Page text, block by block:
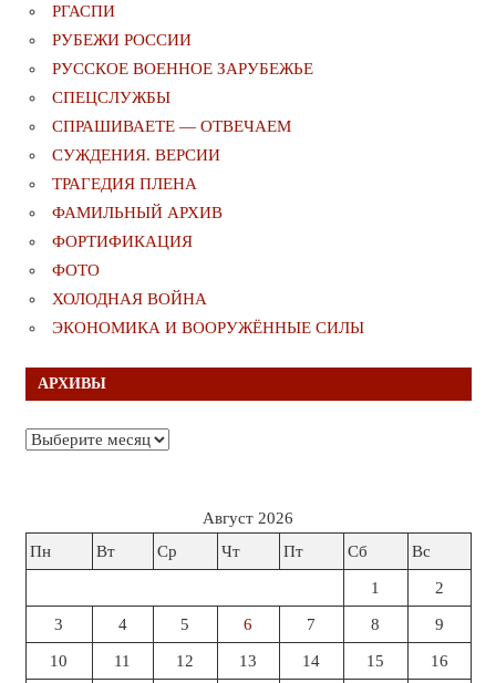
РГАСПИ
РУБЕЖИ РОССИИ
РУССКОЕ ВОЕННОЕ ЗАРУБЕЖЬЕ
СПЕЦСЛУЖБЫ
СПРАШИВАЕТЕ — ОТВЕЧАЕМ
СУЖДЕНИЯ. ВЕРСИИ
ТРАГЕДИЯ ПЛЕНА
ФАМИЛЬНЫЙ АРХИВ
ФОРТИФИКАЦИЯ
ФОТО
ХОЛОДНАЯ ВОЙНА
ЭКОНОМИКА И ВООРУЖЁННЫЕ СИЛЫ
АРХИВЫ
Архивы
Август 2026
Пн
Вт Ср Чт Пт Сб Вс
1 2
3 4 5 6 7 8 9
10 11 12 13 14 15 16